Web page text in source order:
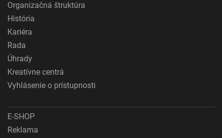
Organizačná štruktúra
História
Kariéra
Rada
Úhrady
Kreatívne centrá
Vyhlásenie o prístupnosti
E-SHOP
Reklama